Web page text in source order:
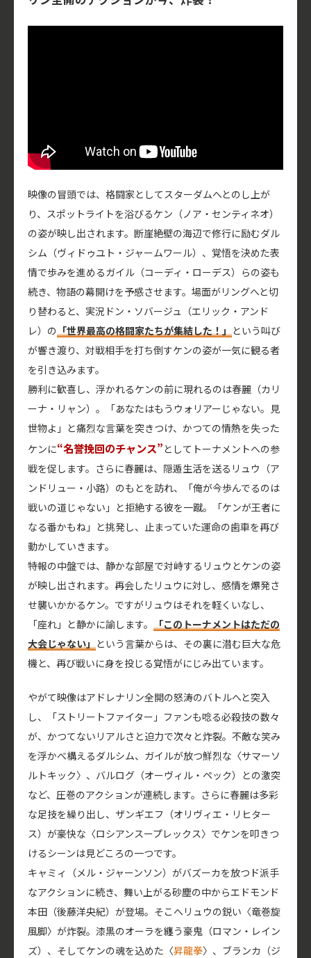
映像の冒頭では、格闘家としてスターダムへとのし上が
り、スポットライトを浴びるケン（ノア・センティネオ）
の姿が映し出されます。断崖絶壁の海辺で修行に励むダル
シム（ヴィドゥユト・ジャームワール）、覚悟を決めた表
情で歩みを進めるガイル（コーディ・ローデス）らの姿も
続き、物語の幕開けを予感させます。場面がリングへと切
り替わると、実況ドン・ソバージュ（エリック・アンド
レ）の 「世界最高の格闘家たちが集結した！」 という叫び
が響き渡り、対戦相手を打ち倒すケンの姿が一気に観る者
を引き込みます。
勝利に歓喜し、浮かれるケンの前に現れるのは春麗（カリ
ーナ・リャン）。「あなたはもうウォリアーじゃない。見
世物よ」と痛烈な言葉を突きつけ、かつての情熱を失った
ケンに“名誉挽回のチャンス”としてトーナメントへの参
戦を促します。さらに春麗は、隠遁生活を送るリュウ（ア
ンドリュー・小路）のもとを訪れ、「俺が今歩んでるのは
戦いの道じゃない」と拒絶する彼を一蹴。「ケンが王者に
なる番かもね」と挑発し、止まっていた運命の歯車を再び
動かしていきます。
特報の中盤では、静かな部屋で対峙するリュウとケンの姿
が映し出されます。再会したリュウに対し、感情を爆発さ
せ襲いかかるケン。ですがリュウはそれを軽くいなし、
「座れ」と静かに諭します。
「このトーナメントはただの
大会じゃない」 という言葉からは、その裏に潜む巨大な危
機と、再び戦いに身を投じる覚悟がにじみ出ています。
やがて映像はアドレナリン全開の怒涛のバトルへと突入
し、「ストリートファイター」ファンも唸る必殺技の数々
が、かつてないリアルさと迫力で次々と炸裂。不敵な笑み
を浮かべ構えるダルシム、ガイルが放つ鮮烈な〈サマーソ
ルトキック〉、バルログ（オーヴィル・ペック）との激突
など、圧巻のアクションが連続します。さらに春麗は多彩
な足技を繰り出し、ザンギエフ（オリヴィエ・リヒター
ス）が豪快な〈ロシアンスープレックス〉でケンを叩きつ
けるシーンは見どころの一つです。
キャミィ（メル・ジャーンソン）がバズーカを放つド派手
なアクションに続き、舞い上がる砂塵の中からエドモンド
本田（後藤洋央紀）が登場。そこへリュウの鋭い〈竜巻旋
風脚〉が炸裂。漆黒のオーラを纏う豪鬼（ロマン・レイン
ズ）、そしてケンの魂を込めた〈昇龍拳〉、ブランカ（ジ